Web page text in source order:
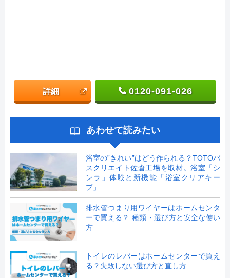
詳細 0120-091-026
あわせて読みたい
浴室の”きれい”はどう作られる？TOTOバ
スクリエイト佐倉工場を取材。浴室「シ
ンラ」体験と新機能「浴室クリアキー
プ」
排水管つまり用ワイヤーはホームセンタ
ーで買える？ 種類・選び方と安全な使い
方
トイレのレバーはホームセンターで買え
る？失敗しない選び方と直し方